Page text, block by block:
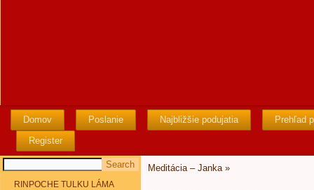
Domov Poslanie Najbližšie podujatia
Prehľad
Register
RINPOCHE TULKU LÁMA
Meditácia – Janka»